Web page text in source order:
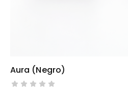
Aura (negro)